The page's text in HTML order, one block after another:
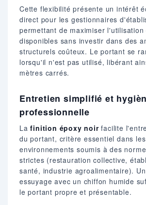
Cette flexibilité présente un intérêt
direct pour les gestionnaires
permettant de maximiser l'utilisation
disponibles sans investir dans des
structurels coûteux. Le portant se
lorsqu'il n'est pas utilisé, libérant
mètres carrés.
Entretien simplifié et
professionnelle
Lafinition époxy noirfacilite
du portant, critère essentiel dans les
environnements soumis à des
strictes (restauration collective,
santé, industrie agroalimentaire).
essuyage avec un chiffon humide
le portant propre et présentable.